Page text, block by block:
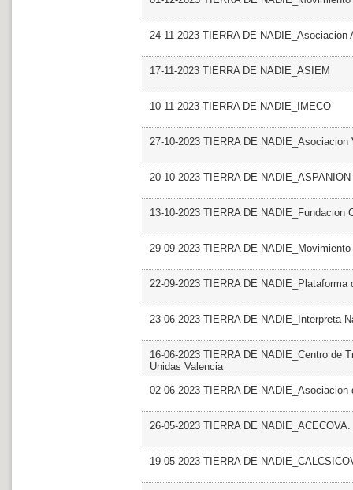
24-11-2023 TIERRA DE NADIE_Asociacion
17-11-2023 TIERRA DE NADIE_ASIEM
10-11-2023 TIERRA DE NADIE_IMECO
27-10-2023 TIERRA DE NADIE_Asociacion
20-10-2023 TIERRA DE NADIE_ASPANION
13-10-2023 TIERRA DE NADIE_Fundacion
29-09-2023 TIERRA DE
22-09-2023 TIERRA DE
23-06-2023 TIERRA DE NADIE_Interpreta
16-06-2023 TIERRA DE NADIE_Centro de
Unidas Valencia
02-06-2023 TIERRA DE
26-05-2023 TIERRA DE
19-05-2023 TIERRA DE